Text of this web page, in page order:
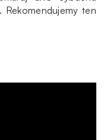
Rekomendujemy ten